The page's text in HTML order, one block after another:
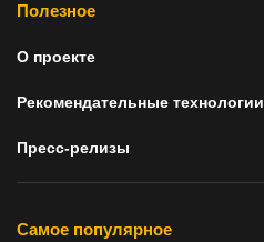
Полезное
О проекте
Рекомендательные технологии
Пресс-релизы
Самое популярное